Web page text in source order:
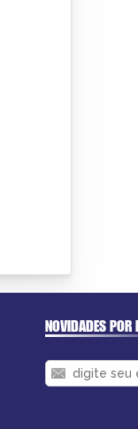
NOVIDADES POR